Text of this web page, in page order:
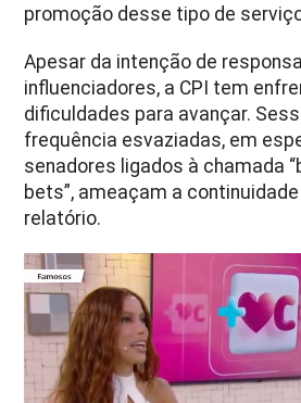
promoção desse tipo de
Apesar da intenção de
influenciadores, a CPI tem
dificuldades para avançar.
frequência esvaziadas, em
senadores ligados à chamada
bets”, ameaçam a
relatório.